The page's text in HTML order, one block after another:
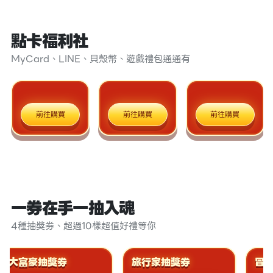
點卡福利社
MyCard、LINE、貝殼幣、遊戲禮包通通有
前往購買 前往購買 前往購買
一券在手一抽入魂
4種抽獎券、超過10樣超值好禮等你
大富豪抽獎券 旅行家抽獎券 冒